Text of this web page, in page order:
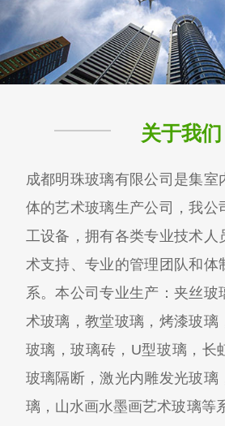
关于我们
成都明珠玻璃有限公司是集室
体的艺术玻璃生产公司，我公
工设备，拥有各类专业技术人
术支持、专业的管理团队和体
系。本公司专业生产：夹丝玻
术玻璃，教堂玻璃，烤漆玻璃
玻璃，玻璃砖，U型玻璃，长
玻璃隔断，激光内雕发光玻璃
璃，山水画水墨画艺术玻璃等